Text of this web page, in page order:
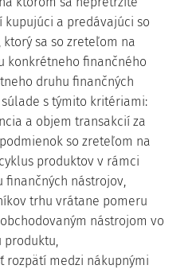
a predávajúci so
sa so zreteľom na
konkrétneho finančného
druhu finančných
s týmito kritériami:
a objem transakcií za
so zreteľom na
produktov v rámci
finančných nástrojov,
trhu vrátane pomeru
nástrojom vo
produktu,
rozpätí medzi nákupnými